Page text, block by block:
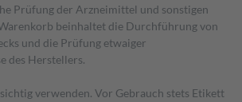
Prüfung der Arzneimittel und sonstigen
beinhaltet die Durchführung von
und die Prüfung etwaiger
des Herstellers.
verwenden. Vor Gebrauch stets Etikett